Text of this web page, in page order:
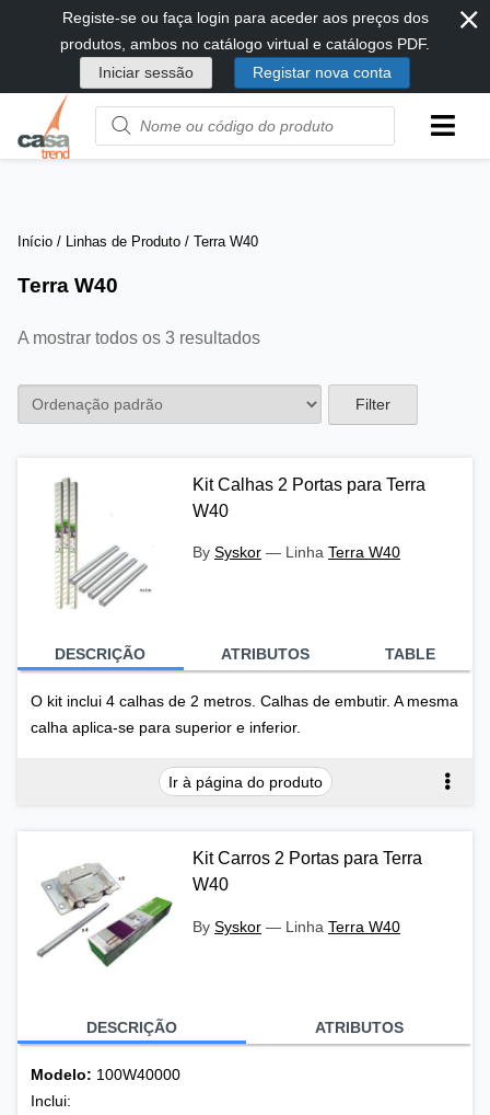
diretamente
conteúdo
Registe-se ou faça login para aceder aos preços dos
produtos, ambos no catálogo virtual e catálogos PDF.
Iniciar sessão
Registar nova conta
⨯
Product
name
Início / Linhas de Produto / Terra W40
Terra W40
A mostrar todos os 3 resultados
Filter
Kit Calhas 2 Portas para Terra
W40
By Syskor — Linha Terra W40
DESCRIÇÃO ATRIBUTOS TABLE
O kit inclui 4 calhas de 2 metros. Calhas de embutir. A mesma
calha aplica-se para superior e inferior.
Ir à página do produto
Kit Carros 2 Portas para Terra
W40
By Syskor — Linha Terra W40
DESCRIÇÃO ATRIBUTOS
Modelo: 100W40000
Inclui: